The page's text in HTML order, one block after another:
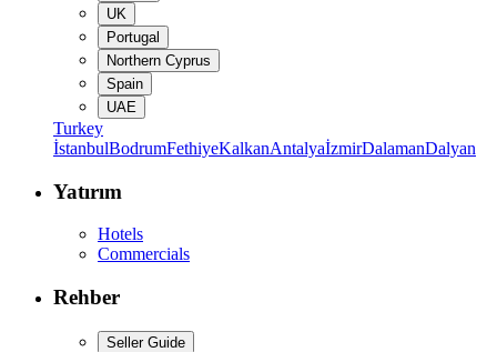
UK
Portugal
Northern Cyprus
Spain
UAE
Turkey
İstanbulBodrumFethiyeKalkanAntalyaİzmirDalamanDalyan
Yatırım
Hotels
Commercials
Rehber
Seller Guide